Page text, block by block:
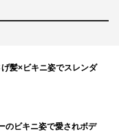
髪×ビキニ姿でスレンダ
のビキニ姿で愛されボデ